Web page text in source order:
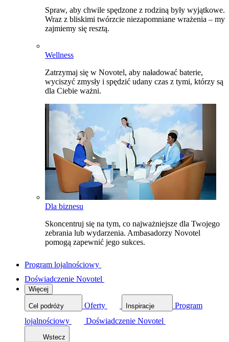
Spraw, aby chwile spędzone z rodziną były wyjątkowe.
Wraz z bliskimi twórzcie niezapomniane wrażenia – my
zajmiemy się resztą.
Wellness
Zatrzymaj się w Novotel, aby naładować baterie,
wyciszyć zmysły i spędzić udany czas z tymi, którzy są
dla Ciebie ważni.
Dla biznesu
Skoncentruj się na tym, co najważniejsze dla Twojego
zebrania lub wydarzenia. Ambasadorzy Novotel
pomogą zapewnić jego sukces.
Program lojalnościowy
Doświadczenie Novotel
Więcej
Cel podróży Oferty Inspiracje
Program
lojalnościowy
Doświadczenie Novotel
Wstecz